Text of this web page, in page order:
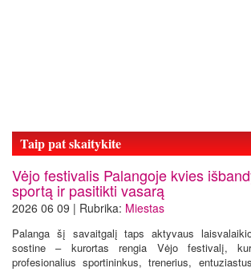
Taip pat skaitykite
Vėjo festivalis Palangoje kvies
sportą ir pasitikti vasarą
2026 06 09 | Rubrika: Miestas
Palanga šį savaitgalį taps aktyvaus
sostine – kurortas rengia Vėjo festivalį,
profesionalius sportininkus, trenerius,